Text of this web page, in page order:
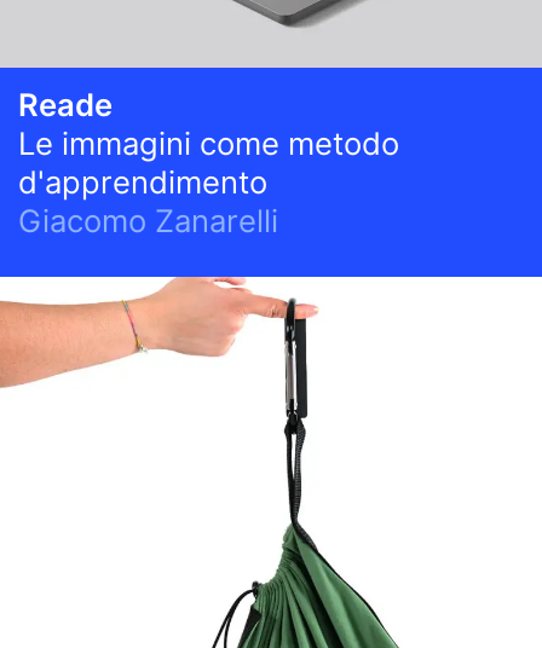
Reade
Le immagini come metodo
d'apprendimento
Giacomo Zanarelli